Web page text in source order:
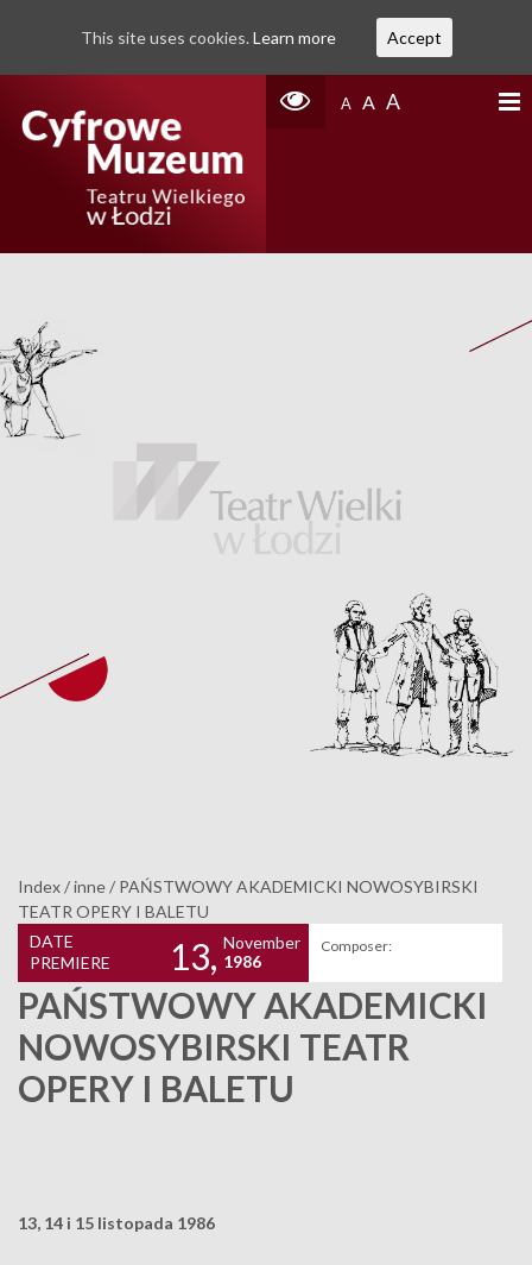
A A A
Index/inne/ PAŃSTWOWY AKADEMICKI NOWOSYBIRSKI
TEATR OPERY I BALETU
DATE
PREMIERE
13, November
1986
Composer:
PAŃSTWOWY AKADEMICKI
NOWOSYBIRSKI TEATR
OPERY I BALETU
13, 14 i 15 listopada 1986
This site uses cookies. Learn more Accept